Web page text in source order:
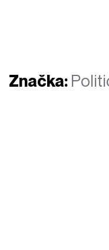
Značka: